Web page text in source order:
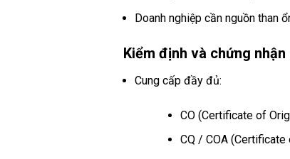
Doanh nghiệp cần nguồn than
Kiểm định và chứng
Cung cấp đầy đủ:
CO (Certificate of
CQ / COA